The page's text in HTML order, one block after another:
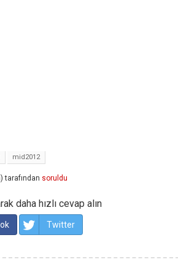
mid2012
tarafından soruldu
daha hızlı cevap alın
Twitter